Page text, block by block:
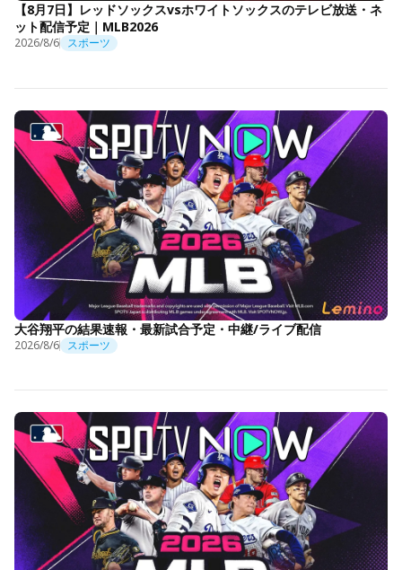
【8月7日】レッドソックスvsホワイトソックスのテレビ放送・ネ
ット配信予定｜MLB2026
2026/8/6 スポーツ
大谷翔平の結果速報・最新試合予定・中継/ライブ配信
2026/8/6 スポーツ